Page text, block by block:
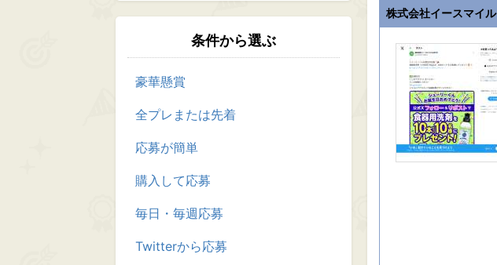
条件から選ぶ
豪華懸賞
全プレまたは先着
応募が簡単
購入して応募
毎日・毎週応募
Twitterから応募
株式会社イースマイル